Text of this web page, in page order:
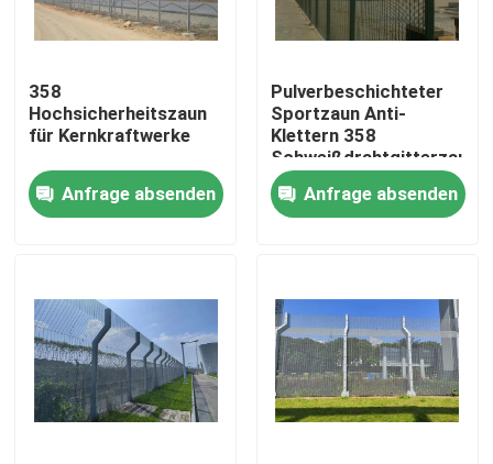
Videos
VR-Show
358
Hochsicherheitszaun
für Kernkraftwerke
Anfrage absenden
Pulverbeschichteter
Sportzaun Anti-
Klettern 358
Schweißdrahtgitterzaun
für Flughafen
Anfrage absenden